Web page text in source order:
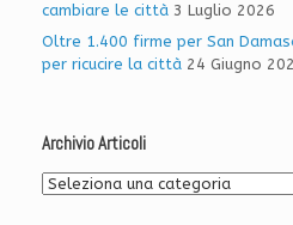
cambiare le città 3 Luglio 2026
Oltre 1.400 firme per San
per ricucire la città 24 Giugno
Archivio Articoli
Archivio